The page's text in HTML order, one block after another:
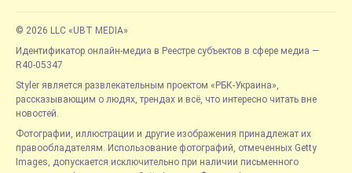
© 2026 LLC «UBT MEDIA»
Идентификатор онлайн-медиа в Реестре субъектов в сфере медиа —
R40-05347
Styler является развлекательным проектом «РБК-Украина»,
рассказывающим о людях, трендах и всё, что интересно читать вне
новостей.
Фотографии, иллюстрации и другие изображения принадлежат их
правообладателям. Использование фотографий, отмеченных Getty
Images, допускается исключительно при наличии письменного